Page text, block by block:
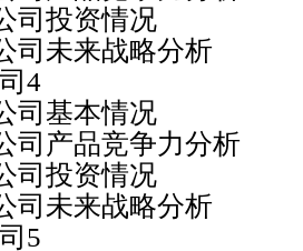
资情况
来战略分析
4
本情况
品竞争力分析
资情况
来战略分析
5